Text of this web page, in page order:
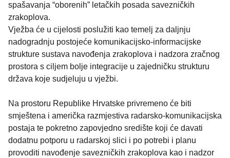
spašavanja “oborenih” letačkih posada savezničkih
zrakoplova.
Vježba će u cijelosti poslužiti kao temelj za daljnju
nadogradnju postojeće komunikacijsko-informacijske
strukture sustava navođenja zrakoplova i nadzora zračnog
prostora s ciljem bolje integracije u zajedničku strukturu
država koje sudjeluju u vježbi.
Na prostoru Republike Hrvatske privremeno će biti
smještena i američka razmjestiva radarsko-komunikacijska
postaja te pokretno zapovjedno središte koji će davati
dodatnu potporu u radarskoj slici i po potrebi i planu
provoditi navođenje savezničkih zrakoplova kao i nadzor